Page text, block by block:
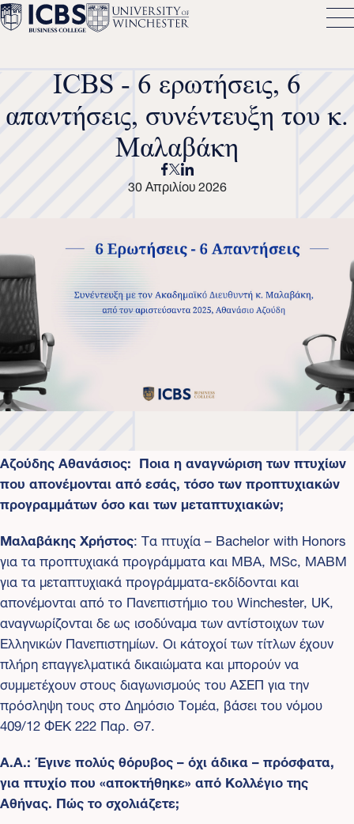
ICBS - 6 ερωτήσεις, 6
απαντήσεις, συνέντευξη του κ.
Μαλαβάκη
30 Απριλίου 2026
Αζούδης Αθανάσιος: Ποια η αναγνώριση των πτυχίων
που απονέμονται από εσάς, τόσο των προπτυχιακών
προγραμμάτων όσο και των μεταπτυχιακών;
Μαλαβάκης Χρήστος: Τα πτυχία – Bachelor with Honors
για τα προπτυχιακά προγράμματα και MBA, MSc, MABM
για τα μεταπτυχιακά προγράμματα-εκδίδονται και
απονέμονται από το Πανεπιστήμιο του Winchester, UK,
αναγνωρίζονται δε ως ισοδύναμα των αντίστοιχων των
Ελληνικών Πανεπιστημίων. Οι κάτοχοί των τίτλων έχουν
πλήρη επαγγελματικά δικαιώματα και μπορούν να
συμμετέχουν στους διαγωνισμούς του ΑΣΕΠ για την
πρόσληψη τους στο Δημόσιο Τομέα, βάσει του νόμου
409/12 ΦΕΚ 222 Παρ. Θ7.
Α.Α.: Έγινε πολύς θόρυβος – όχι άδικα – πρόσφατα,
για πτυχίο που «αποκτήθηκε» από Κολλέγιο της
Αθήνας. Πώς το σχολιάζετε;